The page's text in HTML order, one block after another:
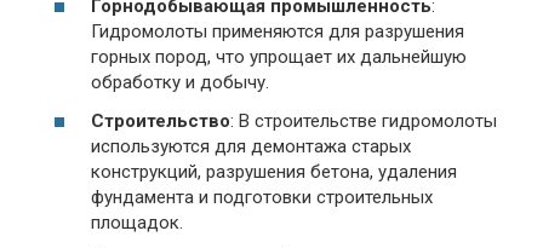
Горнодобывающая промышленность:
Гидромолоты применяются для разрушения
горных пород, что упрощает их дальнейшую
обработку и добычу.
Строительство: В строительстве гидромолоты
используются для демонтажа старых
конструкций, разрушения бетона, удаления
фундамента и подготовки строительных
площадок.